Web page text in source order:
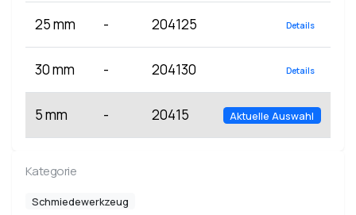
25 mm - 204125 Details
30 mm - 204130 Details
5 mm - 20415 Aktuelle Auswahl
Kategorie
Schmiedewerkzeug